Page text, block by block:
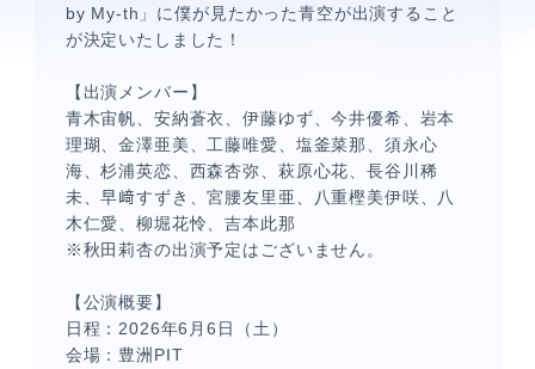
by My-th」に僕が見たかった青空が出演すること
が決定いたしました！
【出演メンバー】
青木宙帆、安納蒼衣、伊藤ゆず、今井優希、岩本
理瑚、金澤亜美、工藤唯愛、塩釜菜那、須永心
海、杉浦英恋、西森杏弥、萩原心花、長谷川稀
未、早﨑すずき、宮腰友里亜、八重樫美伊咲、八
木仁愛、柳堀花怜、吉本此那
※秋田莉杏の出演予定はございません。
【公演概要】
日程：2026年6月6日（土）
会場：豊洲PIT